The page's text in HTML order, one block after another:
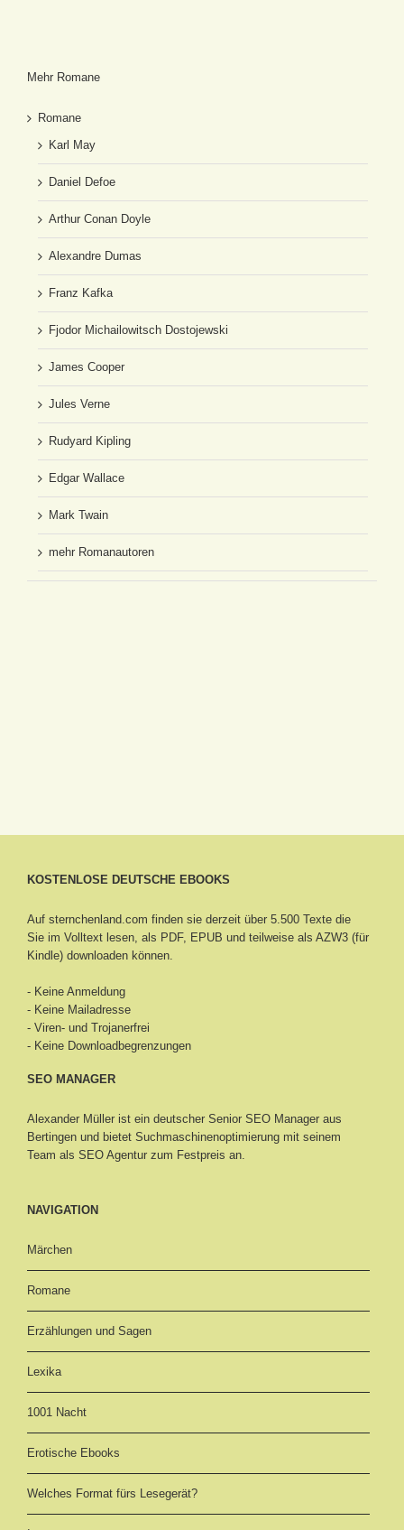
Mehr Romane
Romane
Karl May
Daniel Defoe
Arthur Conan Doyle
Alexandre Dumas
Franz Kafka
Fjodor Michailowitsch Dostojewski
James Cooper
Jules Verne
Rudyard Kipling
Edgar Wallace
Mark Twain
mehr Romanautoren
KOSTENLOSE DEUTSCHE EBOOKS
Auf sternchenland.com finden sie derzeit über 5.500 Texte die
Sie im Volltext lesen, als PDF, EPUB und teilweise als AZW3 (für
Kindle) downloaden können.
- Keine Anmeldung
- Keine Mailadresse
- Viren- und Trojanerfrei
- Keine Downloadbegrenzungen
SEO MANAGER
Alexander Müller ist ein deutscher Senior SEO Manager aus
Bertingen und bietet Suchmaschinenoptimierung mit seinem
Team als SEO Agentur zum Festpreis an.
NAVIGATION
Märchen
Romane
Erzählungen und Sagen
Lexika
1001 Nacht
Erotische Ebooks
Welches Format fürs Lesegerät?